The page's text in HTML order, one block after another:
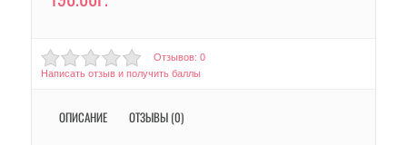
Отзывов: 0
Написать отзыв и получить баллы
ОПИСАНИЕ ОТЗЫВЫ (0)